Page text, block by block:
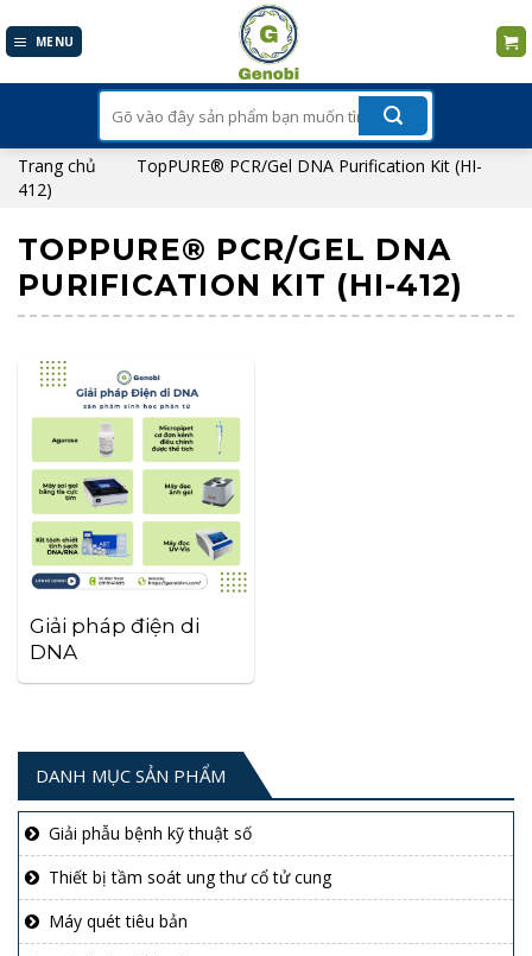
to
MENU
kiếm:
Trang chủ
TopPURE® PCR/Gel DNA Purification Kit (HI-
412)
TOPPURE® PCR/GEL DNA
PURIFICATION KIT (HI-412)
Giải pháp điện di
DNA
DANH MỤC SẢN PHẨM
Giải phẫu bệnh kỹ thuật số
Thiết bị tầm soát ung thư cổ tử cung
Máy quét tiêu bản